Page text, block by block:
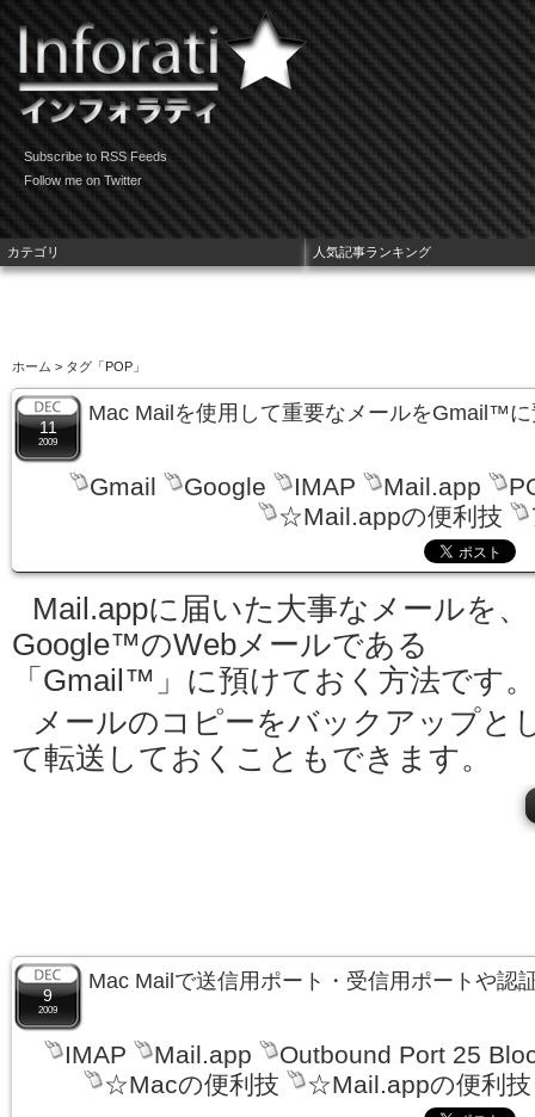
Subscribe to RSS Feeds
Follow me on Twitter
ホーム > タグ「POP」
11
2009
Mac Mailを使用して重要なメールをGmail™
Gmail Google IMAP Mail.app
☆Mail.appの便利技
Mail.appに届いた大事なメールを、
Google™のWebメールである
「Gmail™」に預けておく方法です。
メールのコピーをバックアップと
て転送しておくこともできます。
9
2009
Mac Mailで送信用ポート・受信用ポートや認
IMAP Mail.app
Outbound Port 25
☆Macの便利技
☆Mail.appの便利技
カテゴリ 人気記事ランキング